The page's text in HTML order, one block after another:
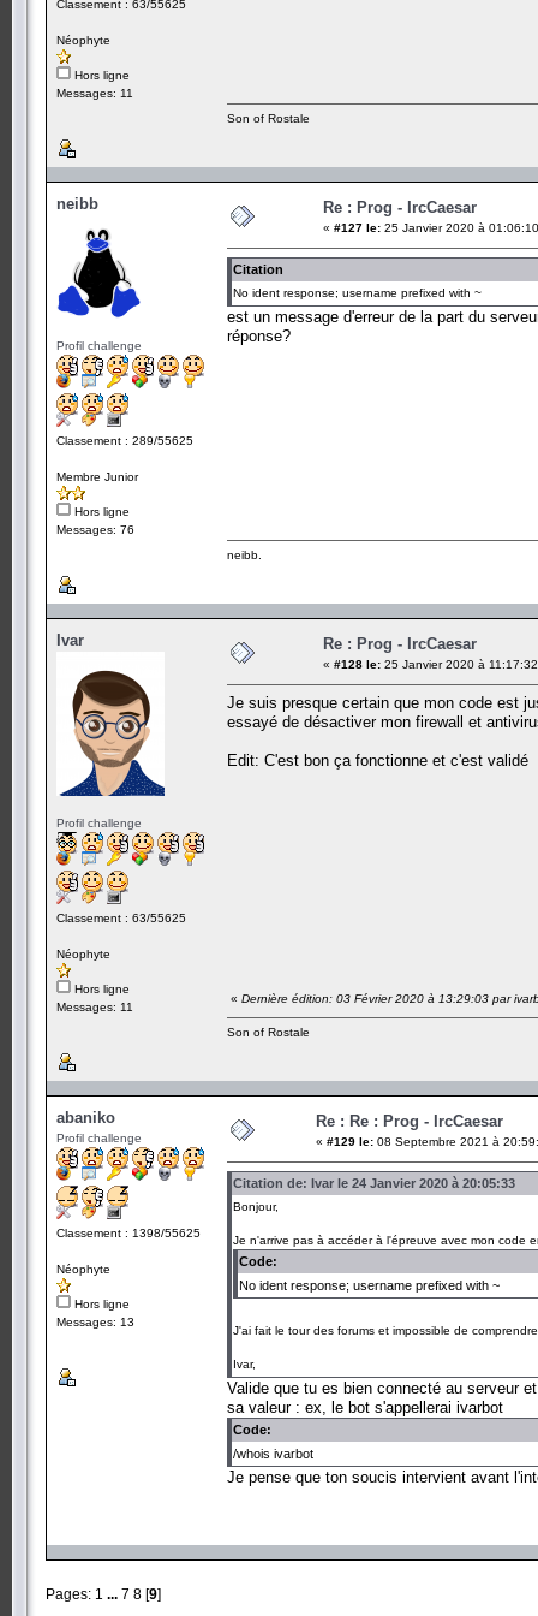
Classement : 63/55625
Néophyte
Hors ligne
Messages: 11
Son of Rostale
neibb
Profil challenge
Classement : 289/55625
Membre Junior
Hors ligne
Messages: 76
Re : Prog - IrcCaesar
« #127 le: 25 Janvier 2020 à
Citation
No ident response; username prefixed with ~
est un message d'erreur de la part du
réponse?
neibb.
Ivar
Profil challenge
Classement : 63/55625
Néophyte
Hors ligne
Messages: 11
Re : Prog - IrcCaesar
« #128 le: 25 Janvier 2020 à
Je suis presque certain que mon code est
essayé de désactiver mon firewall et
Edit: C'est bon ça fonctionne et c'est validé
« Dernière édition: 03 Février 2020 à 13:29:03 par
Son of Rostale
abaniko
Profil challenge
Classement : 1398/55625
Néophyte
Hors ligne
Messages: 13
Re : Re : Prog - IrcCaesar
« #129 le: 08 Septembre 2021 à
Citation de: Ivar le 24 Janvier 2020 à 20:05:33
Bonjour,
Je n'arrive pas à accéder à l'épreuve avec mon code
Code:
No ident response; username prefixed with ~
J'ai fait le tour des forums et impossible de
Ivar,
Valide que tu es bien connecté au serveur
sa valeur : ex, le bot s'appellerai ivarbot
Code:
/whois ivarbot
Je pense que ton soucis intervient avant
Pages: 1 ... 7 8 [9]